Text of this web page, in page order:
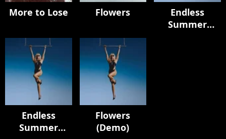
More to Lose Flowers
Endless
Summer
Endless
Summer
Flowers
(Demo)